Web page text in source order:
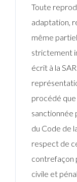
Toute
adaptation,
même
strictement
écrit à la
procédé
sanctionnée
du Code de
respect de
contrefaçon
civile et